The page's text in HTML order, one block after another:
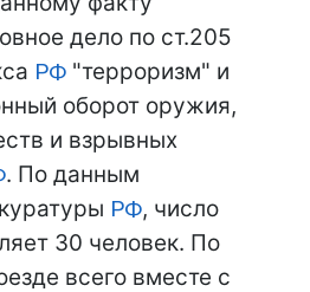
дело по ст.205
РФ "терроризм" и
оборот оружия,
и взрывных
. По данным
РФ, число
30 человек. По
всего вместе с